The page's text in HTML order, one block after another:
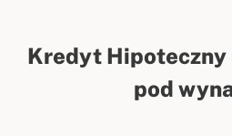
Kredyt Hipoteczny
pod